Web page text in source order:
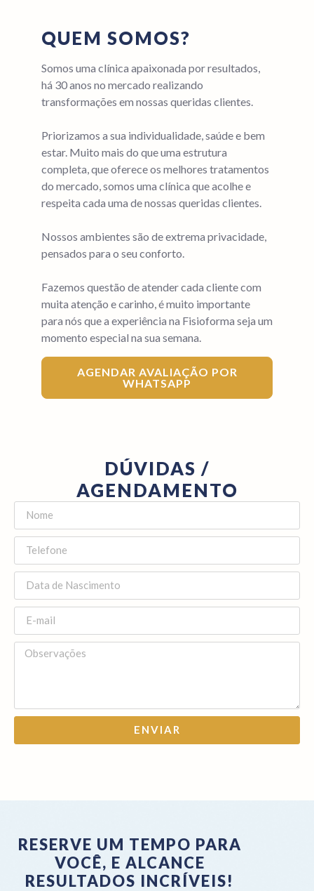
QUEM SOMOS?
Somos uma clínica apaixonada por resultados,
há 30 anos no mercado realizando
transformações em nossas queridas clientes.
Priorizamos a sua individualidade, saúde e bem
estar. Muito mais do que uma estrutura
completa, que oferece os melhores tratamentos
do mercado, somos uma clínica que acolhe e
respeita cada uma de nossas queridas clientes.
Nossos ambientes são de extrema privacidade,
pensados para o seu conforto.
Fazemos questão de atender cada cliente com
muita atenção e carinho, é muito importante
para nós que a experiência na Fisioforma seja um
momento especial na sua semana.
AGENDAR AVALIAÇÃO POR
WHATSAPP
DÚVIDAS /
AGENDAMENTO
ENVIAR
RESERVE UM TEMPO PARA
VOCÊ, E ALCANCE
RESULTADOS INCRÍVEIS!